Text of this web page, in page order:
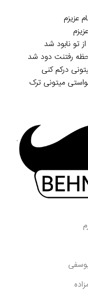
عزیزم
تو نابود شد
رفتنت دود شد
درکم کنی
میتونی ترک